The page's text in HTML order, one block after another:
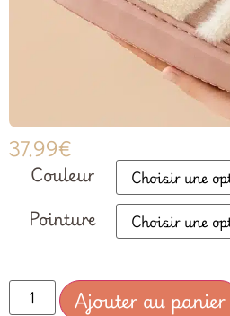
37.99€
Couleur
Pointure
Ajouter au panier